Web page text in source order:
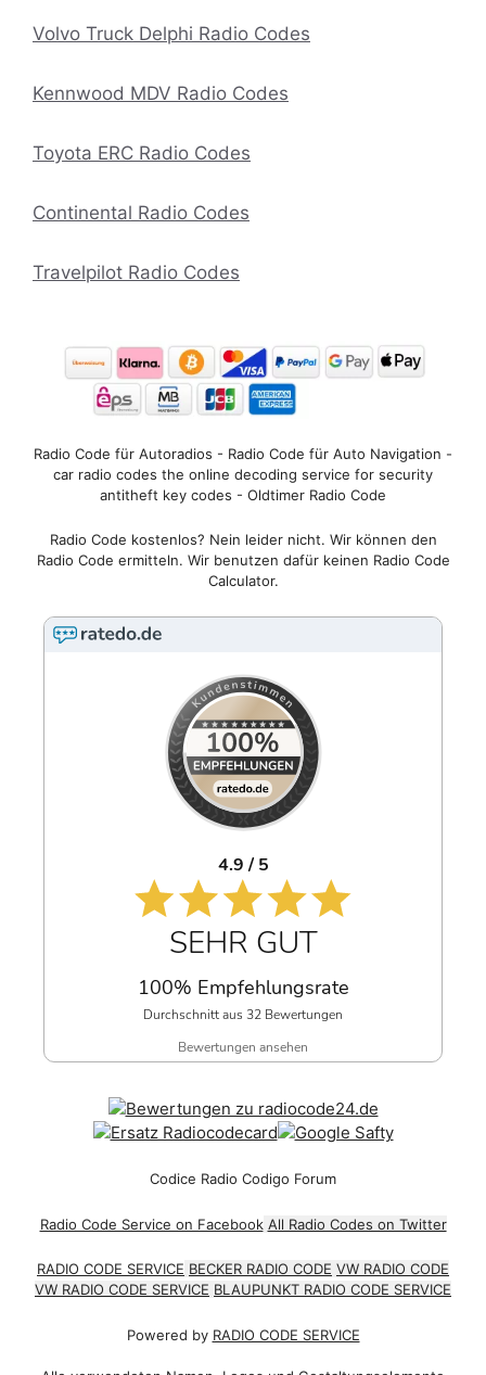
Volvo Truck Delphi Radio Codes
Kennwood MDV Radio Codes
Toyota ERC Radio Codes
Continental Radio Codes
Travelpilot Radio Codes
Radio Code für Autoradios - Radio Code für Auto Navigation -
car radio codes the online decoding service for security
antitheft key codes - Oldtimer Radio Code
Radio Code kostenlos? Nein leider nicht. Wir können den
Radio Code ermitteln. Wir benutzen dafür keinen Radio Code
Calculator.
4.9 / 5
SEHR GUT
100% Empfehlungsrate
Durchschnitt aus 32 Bewertungen
Bewertungen ansehen
Codice Radio Codigo Forum
Radio Code Service on Facebook All Radio Codes on Twitter
RADIO CODE SERVICE BECKER RADIO CODE VW RADIO CODE
VW RADIO CODE SERVICE BLAUPUNKT RADIO CODE SERVICE
Powered by RADIO CODE SERVICE